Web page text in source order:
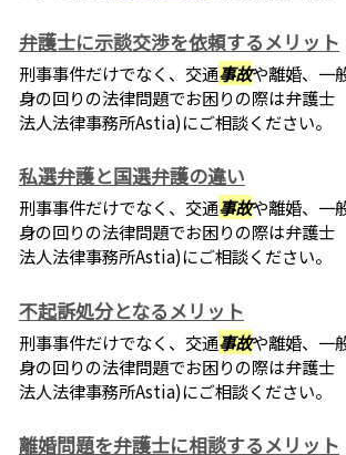
弁護士に示談交渉を依頼するメリット
刑事事件だけでなく、交通事故や離婚、一
身の回りの法律問題でお困りの際は弁護
法人法律事務所Astia)にご相談ください。
私選弁護と国選弁護の違い
刑事事件だけでなく、交通事故や離婚、一
身の回りの法律問題でお困りの際は弁護
法人法律事務所Astia)にご相談ください。
不起訴処分となるメリット
刑事事件だけでなく、交通事故や離婚、一
身の回りの法律問題でお困りの際は弁護
法人法律事務所Astia)にご相談ください。
離婚問題を弁護士に相談するメリット